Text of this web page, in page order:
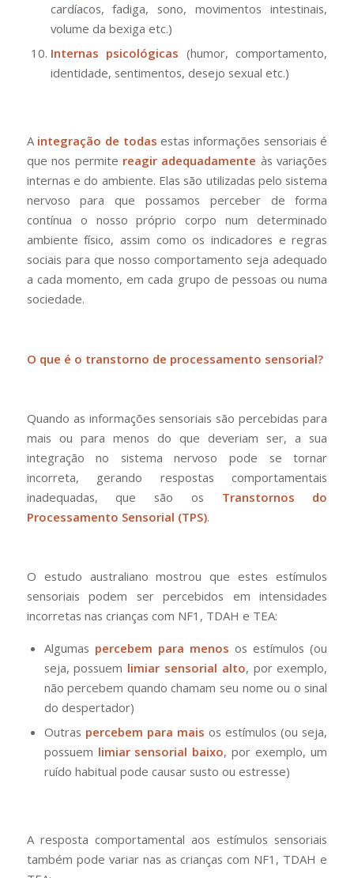
cardíacos, fadiga, sono, movimentos intestinais,
volume da bexiga etc.)
Internas psicológicas (humor, comportamento,
identidade, sentimentos, desejo sexual etc.)
A integração de todas estas informações sensoriais é
que nos permite reagir adequadamente às variações
internas e do ambiente. Elas são utilizadas pelo sistema
nervoso para que possamos perceber de forma
contínua o nosso próprio corpo num determinado
ambiente físico, assim como os indicadores e regras
sociais para que nosso comportamento seja adequado
a cada momento, em cada grupo de pessoas ou numa
sociedade.
O que é o transtorno de processamento sensorial?
Quando as informações sensoriais são percebidas para
mais ou para menos do que deveriam ser, a sua
integração no sistema nervoso pode se tornar
incorreta, gerando respostas comportamentais
inadequadas, que são os Transtornos do
Processamento Sensorial (TPS).
O estudo australiano mostrou que estes estímulos
sensoriais podem ser percebidos em intensidades
incorretas nas crianças com NF1, TDAH e TEA:
Algumas percebem para menosos estímulos (ou
seja, possuem limiar sensorial alto, por exemplo,
não percebem quando chamam seu nome ou o sinal
do despertador)
Outras percebem para maisos estímulos (ou seja,
possuem limiar sensorial baixo, por exemplo, um
ruído habitual pode causar susto ou estresse)
A resposta comportamental aos estímulos sensoriais
também pode variar nas as crianças com NF1, TDAH e